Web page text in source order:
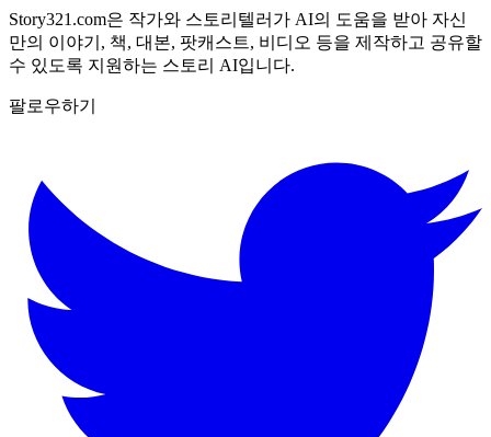
Story321.com은 작가와 스토리텔러가 AI의 도움을 받아 자신
만의 이야기, 책, 대본, 팟캐스트, 비디오 등을 제작하고 공유할
수 있도록 지원하는 스토리 AI입니다.
팔로우하기